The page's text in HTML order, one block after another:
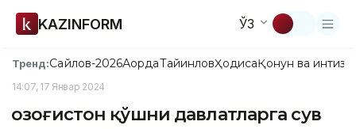
KAZINFORM ЎЗ
Тренд:Сайлов-2026АқордаТайинловҲодисаҚонун ва
14:07, 17 Январ 2024
Қозоғистон қўшни давлатларга сув